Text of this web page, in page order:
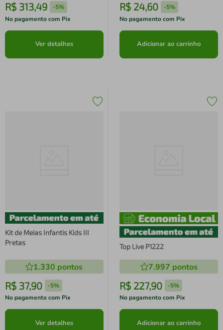
R$ 313,49 -5%
No pagamento com Pix
Ver detalhes
R$ 24,60 -5%
No pagamento com Pix
Adicionar ao carrinho
Kit de Meias Infantis Kids III
Pretas
1.330 pontos
R$ 37,90 -5%
No pagamento com Pix
Ver detalhes
Top Live P1222
7.997 pontos
R$ 227,90 -5%
No pagamento com Pix
Adicionar ao carrinho